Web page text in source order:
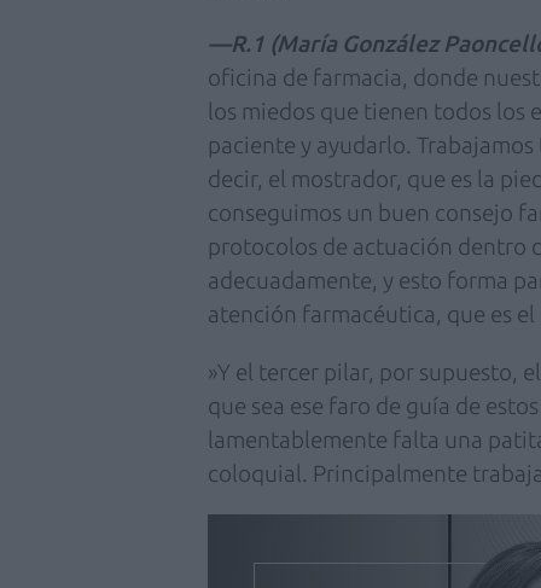
—R.1 (María González
oficina de farmacia, donde
los miedos que tienen todos los
paciente y ayudarlo.
decir, el mostrador, que es la
conseguimos un buen consejo
protocolos de actuación dentro
adecuadamente, y esto forma
atención farmacéutica, que es
»Y el tercer pilar, por supuesto,
que sea ese faro de guía de
lamentablemente falta una
coloquial. Principalmente